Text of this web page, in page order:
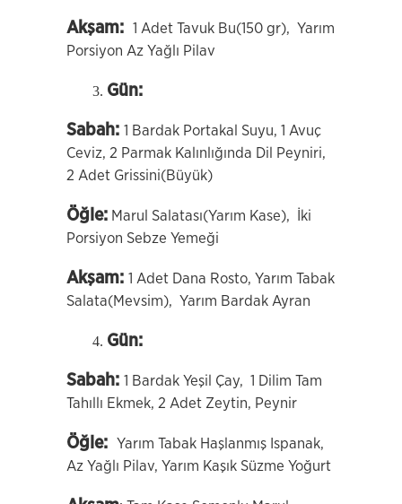
Akşam: 1 Adet Tavuk Bu(150 gr), Yarım
Porsiyon Az Yağlı Pilav
Gün:
Sabah: 1 Bardak Portakal Suyu, 1 Avuç
Ceviz, 2 Parmak Kalınlığında Dil Peyniri,
2 Adet Grissini(Büyük)
Öğle: Marul Salatası(Yarım Kase), İki
Porsiyon Sebze Yemeği
Akşam: 1 Adet Dana Rosto, Yarım Tabak
Salata(Mevsim), Yarım Bardak Ayran
Gün:
Sabah: 1 Bardak Yeşil Çay, 1 Dilim Tam
Tahıllı Ekmek, 2 Adet Zeytin, Peynir
Öğle: Yarım Tabak Haşlanmış Ispanak,
Az Yağlı Pilav, Yarım Kaşık Süzme Yoğurt